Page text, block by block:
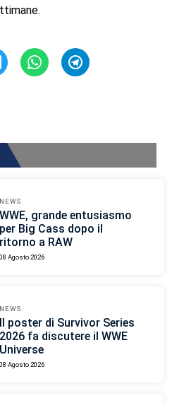
NEWS
WWE, grande entusiasmo
per Big Cass dopo il
ritorno a RAW
08 Agosto 2026
NEWS
Il poster di Survivor Series
2026 fa discutere il WWE
Universe
08 Agosto 2026